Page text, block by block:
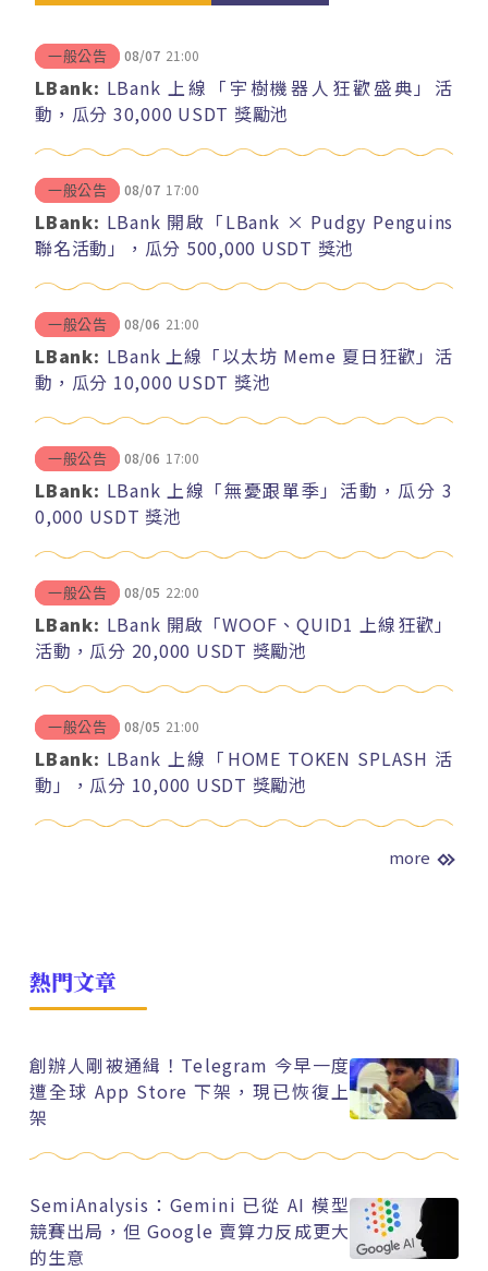
一般公告 08/07 21:00
LBank: LBank 上線「宇樹機器人狂歡盛典」活
動，瓜分 30,000 USDT 獎勵池
一般公告 08/07 17:00
LBank: LBank 開啟「LBank × Pudgy Penguins
聯名活動」，瓜分 500,000 USDT 獎池
一般公告 08/06 21:00
LBank: LBank 上線「以太坊 Meme 夏日狂歡」活
動，瓜分 10,000 USDT 獎池
一般公告 08/06 17:00
LBank: LBank 上線「無憂跟單季」活動，瓜分 3
0,000 USDT 獎池
一般公告 08/05 22:00
LBank: LBank 開啟「WOOF、QUID1 上線狂歡」
活動，瓜分 20,000 USDT 獎勵池
一般公告 08/05 21:00
LBank: LBank 上線「HOME TOKEN SPLASH 活
動」，瓜分 10,000 USDT 獎勵池
more
熱門文章
創辦人剛被通緝！Telegram 今早一度
遭全球 App Store 下架，現已恢復上
架
SemiAnalysis：Gemini 已從 AI 模型
競賽出局，但 Google 賣算力反成更大
的生意